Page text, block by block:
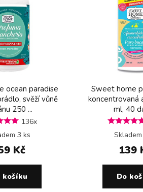
ocean paradise
svěží vůně
250 ...
136x
3 ks
Kč
košíku
Sweet home
koncentrovaná
ml, 40
139
Do